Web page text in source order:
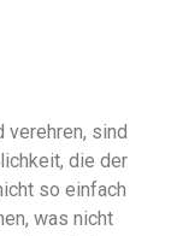
verehren, sind
die der
so einfach
was nicht